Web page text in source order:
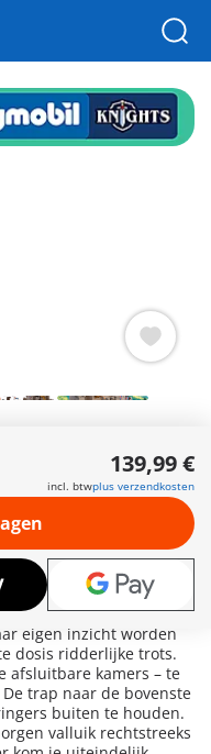
het land en
eer en slimme
komen ze in het
voor dubbele
zich een
twee beweegbare
kunnen worden
op de vlucht jagen.
eigen inzicht worden
dosis ridderlijke trots.
afsluitbare kamers – te
trap naar de bovenste
buiten te houden.
valluik rechtstreeks
139,99 €
incl. btwplus verzendkosten